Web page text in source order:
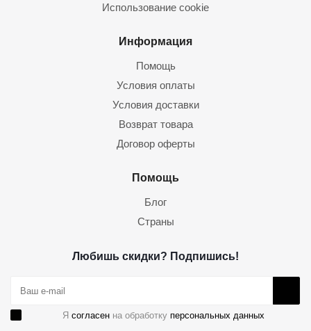
Использование cookie
Информация
Помощь
Условия оплаты
Условия доставки
Возврат товара
Договор оферты
Помощь
Блог
Страны
Любишь скидки? Подпишись!
Я согласен на обработку персональных данных